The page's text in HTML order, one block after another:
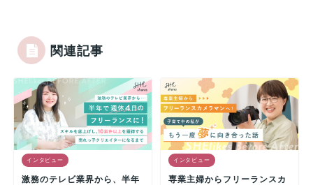
関連記事
インタビュー
激務のテレビ業界から、半年
インタビュー
専業主婦からフリーランスカ